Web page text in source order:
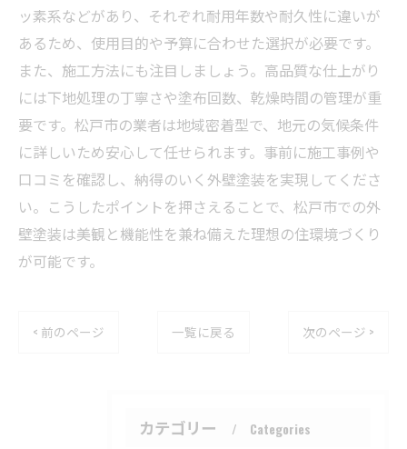
ッ素系などがあり、それぞれ耐用年数や耐久性に違いが
あるため、使用目的や予算に合わせた選択が必要です。
また、施工方法にも注目しましょう。高品質な仕上がり
には下地処理の丁寧さや塗布回数、乾燥時間の管理が重
要です。松戸市の業者は地域密着型で、地元の気候条件
に詳しいため安心して任せられます。事前に施工事例や
口コミを確認し、納得のいく外壁塗装を実現してくださ
い。こうしたポイントを押さえることで、松戸市での外
壁塗装は美観と機能性を兼ね備えた理想の住環境づくり
が可能です。
< 前のページ 一覧に戻る 次のページ >
カテゴリー Categories